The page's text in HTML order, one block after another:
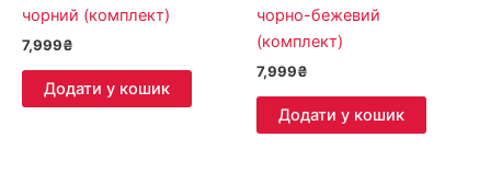
чорний (комплект)
7,999₴
Додати у кошик
чорно-бежевий
(комплект)
7,999₴
Додати у кошик